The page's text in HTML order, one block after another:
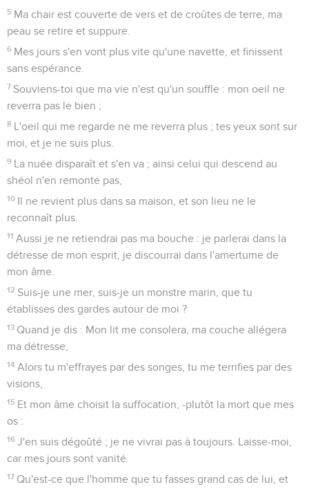
5 Ma chair est couverte de vers et de croûtes de terre, ma
peau se retire et suppure.
6 Mes jours s'en vont plus vite qu'une navette, et finissent
sans espérance.
7 Souviens-toi que ma vie n'est qu'un souffle : mon oeil ne
reverra pas le bien ;
8 L'oeil qui me regarde ne me reverra plus ; tes yeux sont sur
moi, et je ne suis plus.
9 La nuée disparaît et s'en va ; ainsi celui qui descend au
shéol n'en remonte pas,
10 Il ne revient plus dans sa maison, et son lieu ne le
reconnaît plus.
11 Aussi je ne retiendrai pas ma bouche : je parlerai dans la
détresse de mon esprit, je discourrai dans l'amertume de
mon âme.
12 Suis-je une mer, suis-je un monstre marin, que tu
établisses des gardes autour de moi ?
13 Quand je dis : Mon lit me consolera, ma couche allégera
ma détresse,
14 Alors tu m'effrayes par des songes, tu me terrifies par des
visions,
15 Et mon âme choisit la suffocation, -plutôt la mort que mes
os :
16 J'en suis dégoûté ; je ne vivrai pas à toujours. Laisse-moi,
car mes jours sont vanité.
17 Qu'est-ce que l'homme que tu fasses grand cas de lui, et